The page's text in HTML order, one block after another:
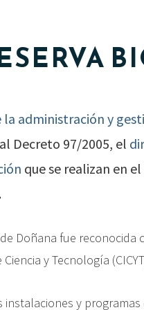
la administración y
Decreto 97/2005, el
que se realizan en
Doñana fue reconocida
y Tecnología
instalaciones y